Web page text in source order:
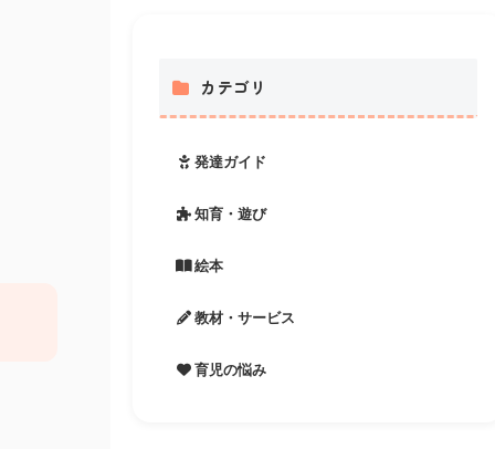
カテゴリ
発達ガイド
知育・遊び
絵本
教材・サービス
育児の悩み